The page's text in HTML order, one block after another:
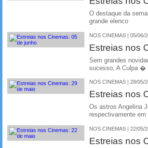
O destaque da
grande elenco
NOS CINEMAS | 05/06/
Estreias nos
Sem grandes
sucesso, A Culpa �
NOS CINEMAS | 28/05/
Estreias nos
Os astros Angelina
respectivamente
NOS CINEMAS | 22/05/
Estreias nos